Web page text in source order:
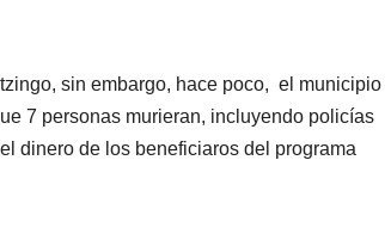
sin embargo, hace poco, el municipio
7 personas murieran, incluyendo policías
dinero de los beneficiaros del programa